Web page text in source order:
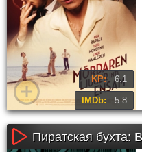
KP: 6.1
IMDb: 5.8